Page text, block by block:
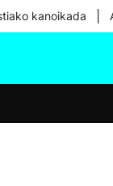
kanoikada